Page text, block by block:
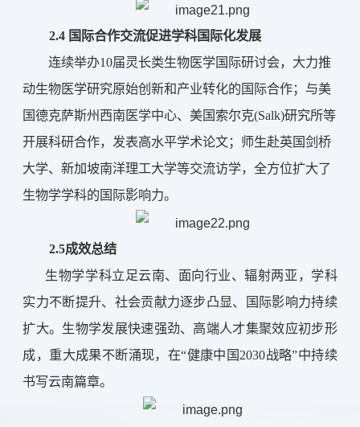
2.4 国际合作交流促进学科国际化发展
连续举办10届灵长类生物医学国际研讨会，大力推
动生物医学研究原始创新和产业转化的国际合作；与美
国德克萨斯州西南医学中心、美国索尔克(Salk)研究所等
开展科研合作，发表高水平学术论文；师生赴英国剑桥
大学、新加坡南洋理工大学等交流访学，全方位扩大了
生物学学科的国际影响力。
2.5成效总结
生物学学科立足云南、面向行业、辐射两亚，学科
实力不断提升、社会贡献力逐步凸显、国际影响力持续
扩大。生物学发展快速强劲、高端人才集聚效应初步形
成，重大成果不断涌现，在“健康中国2030战略”中持续
书写云南篇章。